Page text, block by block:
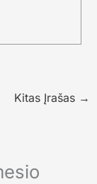
Kitas Įrašas →